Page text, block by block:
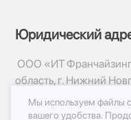
Юридический
ООО «ИТ
область, г. Нижний
© 2017-2026г, База
Мы используем файлы
вашего удобства.